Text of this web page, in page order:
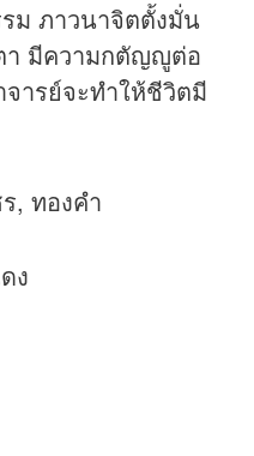
ม ภาวนาจิตตั้งมั่น
มีความกตัญญูต่อ
ารย์จะทำให้ชีวิตมี
, ทองคำ
ง